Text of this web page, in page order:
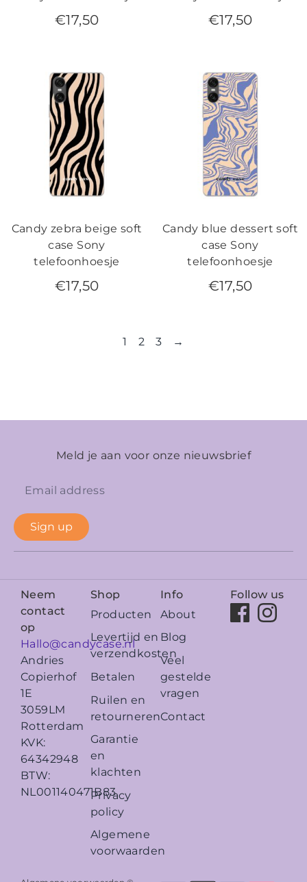
€17,50 €17,50
Candy zebra beige soft
case Sony
telefoonhoesje
€17,50
Candy blue dessert soft
case Sony
telefoonhoesje
€17,50
1 2 3 →
Meld je aan voor onze nieuwsbrief
Sign up
Neem
contact
op
Hallo@candycase.nl
Andries
Copierhof
1E
3059LM
Rotterdam
KVK:
64342948
BTW:
NL001140471B83
Shop
Producten
Levertijd en
verzendkosten
Betalen
Ruilen en
retourneren
Garantie
en
klachten
Privacy
policy
Algemene
voorwaarden
Info
About
Blog
Veel
gestelde
vragen
Contact
Follow us